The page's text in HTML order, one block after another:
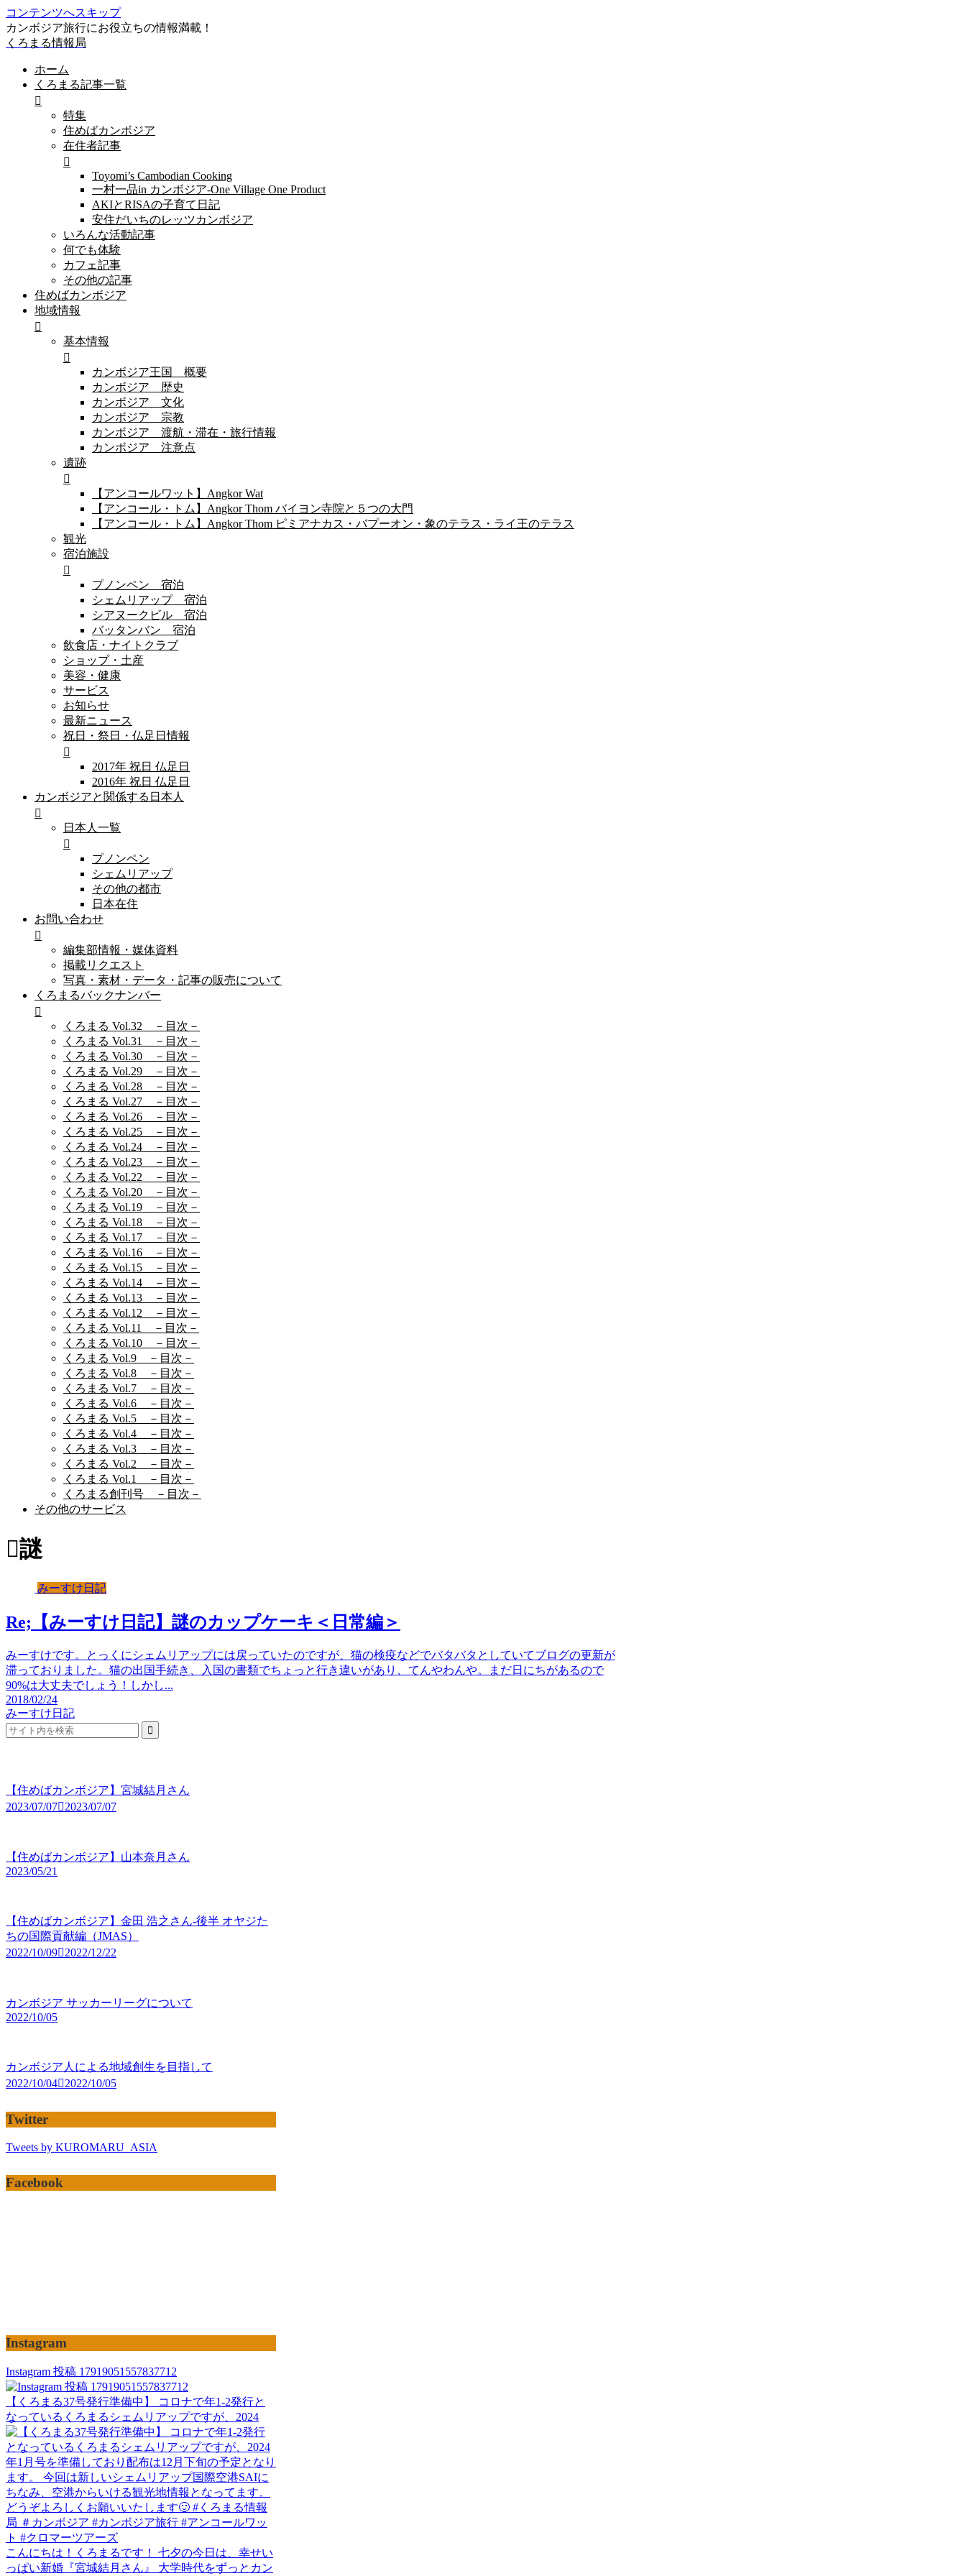
コンテンツへスキップ
カンボジア旅行にお役立ちの情報満載！
くろまる情報局
ホーム
くろまる記事一覧
特集
住めばカンボジア
在住者記事
Toyomi’s Cambodian Cooking
一村一品in カンボジア-One Village One Product
AKIとRISAの子育て日記
安住だいちのレッツカンボジア
いろんな活動記事
何でも体験
カフェ記事
その他の記事
住めばカンボジア
地域情報
基本情報
カンボジア王国 概要
カンボジア 歴史
カンボジア 文化
カンボジア 宗教
カンボジア 渡航・滞在・旅行情報
カンボジア 注意点
遺跡
【アンコールワット】Angkor Wat
【アンコール・トム】Angkor Thom バイヨン寺院と５つの大門
【アンコール・トム】Angkor Thom ピミアナカス・バプーオン・象のテラス・ライ王のテラス
観光
宿泊施設
プノンペン 宿泊
シェムリアップ 宿泊
シアヌークビル 宿泊
バッタンバン 宿泊
飲食店・ナイトクラブ
ショップ・土産
美容・健康
サービス
お知らせ
最新ニュース
祝日・祭日・仏足日情報
2017年 祝日 仏足日
2016年 祝日 仏足日
カンボジアと関係する日本人
日本人一覧
プノンペン
シェムリアップ
その他の都市
日本在住
お問い合わせ
編集部情報・媒体資料
掲載リクエスト
写真・素材・データ・記事の販売について
くろまるバックナンバー
くろまる Vol.32 －目次－
くろまる Vol.31 －目次－
くろまる Vol.30 －目次－
くろまる Vol.29 －目次－
くろまる Vol.28 －目次－
くろまる Vol.27 －目次－
くろまる Vol.26 －目次－
くろまる Vol.25 －目次－
くろまる Vol.24 －目次－
くろまる Vol.23 －目次－
くろまる Vol.22 －目次－
くろまる Vol.20 －目次－
くろまる Vol.19 －目次－
くろまる Vol.18 －目次－
くろまる Vol.17 －目次－
くろまる Vol.16 －目次－
くろまる Vol.15 －目次－
くろまる Vol.14 －目次－
くろまる Vol.13 －目次－
くろまる Vol.12 －目次－
くろまる Vol.11 －目次－
くろまる Vol.10 －目次－
くろまる Vol.9 －目次－
くろまる Vol.8 －目次－
くろまる Vol.7 －目次－
くろまる Vol.6 －目次－
くろまる Vol.5 －目次－
くろまる Vol.4 －目次－
くろまる Vol.3 －目次－
くろまる Vol.2 －目次－
くろまる Vol.1 －目次－
くろまる創刊号 －目次－
その他のサービス
謎
みーすけ日記
Re;【みーすけ日記】謎のカップケーキ＜日常編＞
みーすけです。とっくにシェムリアップには戻っていたのですが、猫の検疫などでバタバタとしていてブログの更新が
滞っておりました。猫の出国手続き、入国の書類でちょっと行き違いがあり、てんやわんや。まだ日にちがあるので
90%は大丈夫でしょう！しかし...
2018/02/24
みーすけ日記
【住めばカンボジア】宮城結月さん
2023/07/07 2023/07/07
【住めばカンボジア】山本奈月さん
2023/05/21
【住めばカンボジア】金田 浩之さん-後半 オヤジた
ちの国際貢献編（JMAS）
2022/10/09 2022/12/22
カンボジア サッカーリーグについて
2022/10/05
カンボジア人による地域創生を目指して
2022/10/04 2022/10/05
Twitter
Tweets by KUROMARU_ASIA
Facebook
Instagram
Instagram 投稿 17919051557837712
【くろまる37号発行準備中】 コロナで年1-2発行と
なっているくろまるシェムリアップですが、2024
こんにちは！くろまるです！ 七夕の今日は、幸せい
っぱい新婚『宮城結月さん』 大学時代をずっとカン